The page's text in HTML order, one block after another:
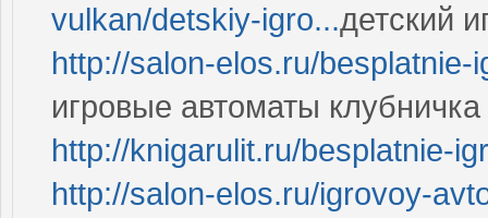
vulkan/detskiy-igro...детский
http://salon-elos.ru/
игровые автоматы клубничка
http://knigarulit.ru/besplatnie-
http://salon-elos.ru/igrovoy-